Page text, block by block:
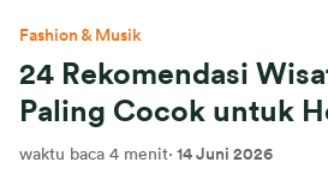
Fashion & Musik
24 Rekomendasi
Paling Cocok untuk
waktu baca 4 menit· 14 Juni 2026